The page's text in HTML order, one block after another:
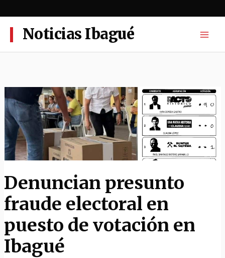
al
contenidoNoticias Ibagué
Denuncian presunto
fraude electoral en
puesto de votación en
Ibagué